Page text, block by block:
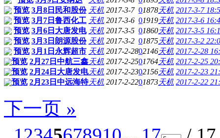
预览 3月8日民和股份 天机 2017-3-7 01878天机 2017-3-7
预览 3月7日鲁西化工 天机 2017-3-6 01919天机 2017-3-6
预览 3月6日大唐发电 天机 2017-3-5 01860天机 2017-3-5
预览 3月3日朗源股份 天机 2017-3-2 01875天机 2017-3-2
预览 3月1日永辉超市 天机 2017-2-2802146天机 2017-2-28
预览 2月27日中航三鑫天机 2017-2-2501764天机 2017-2-25
预览 2月24日大唐发电天机 2017-2-2302156天机 2017-2-23
预览 2月23日中远海特天机 2017-2-2201873天机 2017-2-22
下一页 »